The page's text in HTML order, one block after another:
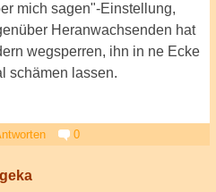
mich sagen"-Einstellung,
Heranwachsenden hat
wegsperren, ihn in ne Ecke
schämen lassen.
0
geka